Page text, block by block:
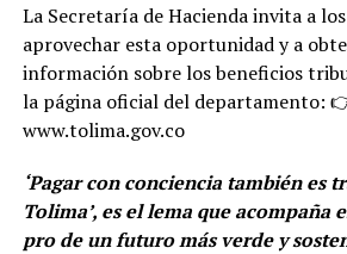
La Secretaría de Hacienda invita a
aprovechar esta oportunidad y a
información sobre los beneficios
la página oficial del departamento:
www.tolima.gov.co
‘Pagar con conciencia también es
Tolima’, es el lema que acompaña
pro de un futuro más verde y